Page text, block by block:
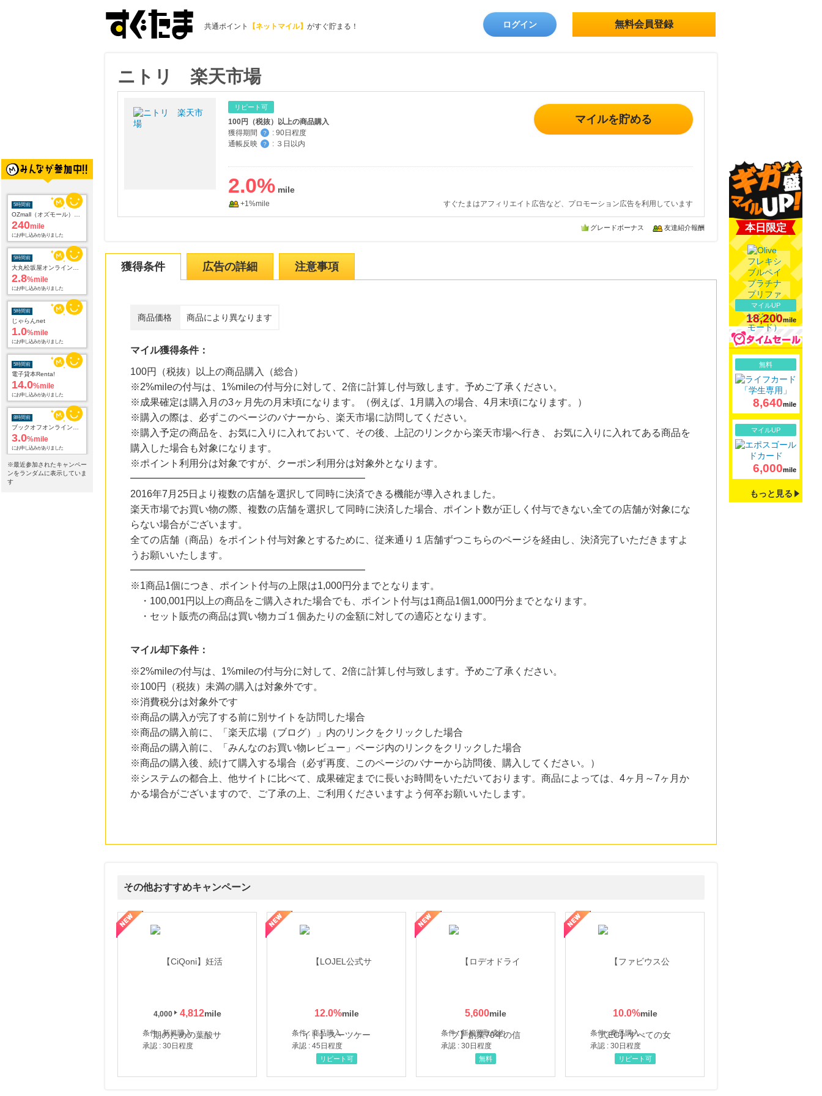
共通ポイント 【ネットマイル】 がすぐ貯まる！ ログイン 無料会員登録
OZmall（オズモール） ヘアサロン
240mile
にお申し込みがありました
大丸松坂屋オンラインショッピング
2.8%mile
にお申し込みがありました
じゃらんnet
1.0%mile
にお申し込みがありました
電子貸本Renta!
14.0%mile
にお申し込みがありました
ブックオフオンライン販売
3.0%mile
にお申し込みがありました
楽天ブックス
1.0
※最近参加されたキャンペー
ンをランダムに表示していま
す
ニトリ 楽天市場
リピート可
100円（税抜）以上の商品購入
獲得期間
？ : 90日程度
通帳反映
？ : ３日以内
マイルを貯める
2.0%
+1%mile すぐたまはアフィリエイト広告など、プロモーション広告を利用しています
グレードボーナス 友達紹介報酬
獲得条件 広告の詳細 注意事項
商品価格 商品により異なります
マイル獲得条件：
100円（税抜）以上の商品購入（総合）
※2%mileの付与は、1%mileの付与分に対して、2倍に計算し付与致します。予めご了承ください。
※成果確定は購入月の3ヶ月先の月末頃になります。（例えば、1月購入の場合、4月末頃になります。）
※購入の際は、必ずこのページのバナーから、楽天市場に訪問してください。
※購入予定の商品を、お気に入りに入れておいて、その後、上記のリンクから楽天市場へ行き、 お気に入りに入れてある商品を
購入した場合も対象になります。
※ポイント利用分は対象ですが、クーポン利用分は対象外となります。
━━━━━━━━━━━━━━━━━━━━━━━━
2016年7月25日より複数の店舗を選択して同時に決済できる機能が導入されました。
楽天市場でお買い物の際、複数の店舗を選択して同時に決済した場合、ポイント数が正しく付与できない,全ての店舗が対象にな
らない場合がございます。
全ての店舗（商品）をポイント付与対象とするために、従来通り１店舗ずつこちらのページを経由し、決済完了いただきますよ
うお願いいたします。
━━━━━━━━━━━━━━━━━━━━━━━━
※1商品1個につき、ポイント付与の上限は1,000円分までとなります。
・100,001円以上の商品をご購入された場合でも、ポイント付与は1商品1個1,000円分までとなります。
・セット販売の商品は買い物カゴ１個あたりの金額に対しての適応となります。
マイル却下条件：
※2%mileの付与は、1%mileの付与分に対して、2倍に計算し付与致します。予めご了承ください。
※100円（税抜）未満の購入は対象外です。
※消費税分は対象外です
※商品の購入が完了する前に別サイトを訪問した場合
※商品の購入前に、「楽天広場（ブログ）」内のリンクをクリックした場合
※商品の購入前に、「みんなのお買い物レビュー」ページ内のリンクをクリックした場合
※商品の購入後、続けて購入する場合（必ず再度、このページのバナーから訪問後、購入してください。）
※システムの都合上、他サイトに比べて、成果確定までに長いお時間をいただいております。商品によっては、4ヶ月～7ヶ月か
かる場合がございますので、ご了承の上、ご利用くださいますよう何卒お願いいたします。
その他おすすめキャンペーン
4,000 4,812
条件 : 新規購入
承認 : 30日程度
12.0%
条件 : 商品購入
承認 : 45日程度
リピート可
5,600
条件 : 新規買取成約
承認 : 30日程度
【ロデオドライブ】創業70年の信頼と高価買取を実現！ブランド品・貴金属の無料査定
無料
10.0%
条件 : 商品購入
承認 : 30日程度
【ファビウス公式EC】すべての女性を美しくをテーマにした商品で女性の美を応援しています
リピート可
本日限定
マイルUP
18,200mile
無料
8,640mile
マイルUP
6,000mile
もっと見る